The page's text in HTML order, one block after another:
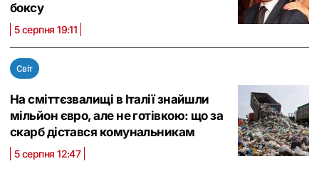
боксу
5 серпня 19:11
Світ
На сміттєзвалищі в Італії знайшли
мільйон євро, але не готівкою: що за
скарб дістався комунальникам
5 серпня 12:47